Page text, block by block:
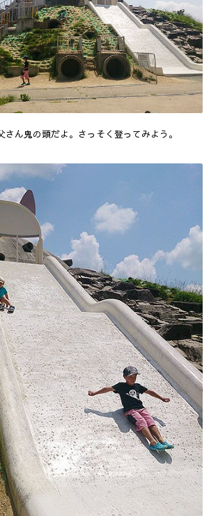
さん鬼の頭だよ。さっそく登ってみよう。